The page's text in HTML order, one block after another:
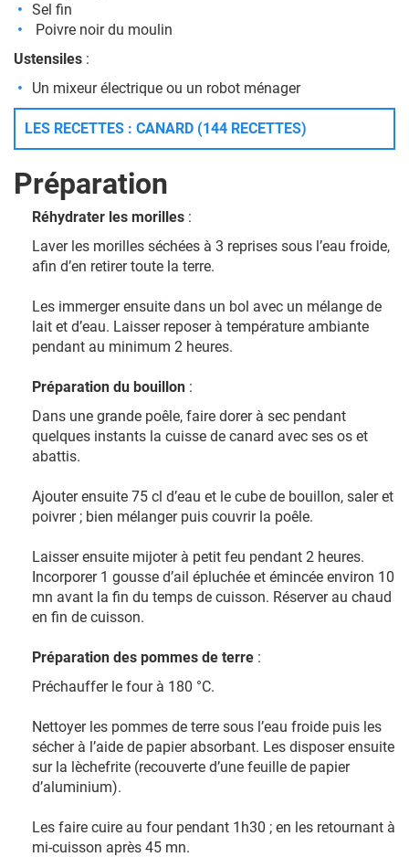
Sel fin
Poivre noir du moulin
Ustensiles :
Un mixeur électrique ou un robot ménager
LES RECETTES : CANARD (144 RECETTES)
Préparation
Réhydrater les morilles :
Laver les morilles séchées à 3 reprises sous l’eau froide,
afin d’en retirer toute la terre.
Les immerger ensuite dans un bol avec un mélange de
lait et d’eau. Laisser reposer à température ambiante
pendant au minimum 2 heures.
Préparation du bouillon :
Dans une grande poêle, faire dorer à sec pendant
quelques instants la cuisse de canard avec ses os et
abattis.
Ajouter ensuite 75 cl d’eau et le cube de bouillon, saler et
poivrer ; bien mélanger puis couvrir la poêle.
Laisser ensuite mijoter à petit feu pendant 2 heures.
Incorporer 1 gousse d’ail épluchée et émincée environ 10
mn avant la fin du temps de cuisson. Réserver au chaud
en fin de cuisson.
Préparation des pommes de terre :
Préchauffer le four à 180 °C.
Nettoyer les pommes de terre sous l’eau froide puis les
sécher à l’aide de papier absorbant. Les disposer ensuite
sur la lèchefrite (recouverte d’une feuille de papier
d’aluminium).
Les faire cuire au four pendant 1h30 ; en les retournant à
mi-cuisson après 45 mn.